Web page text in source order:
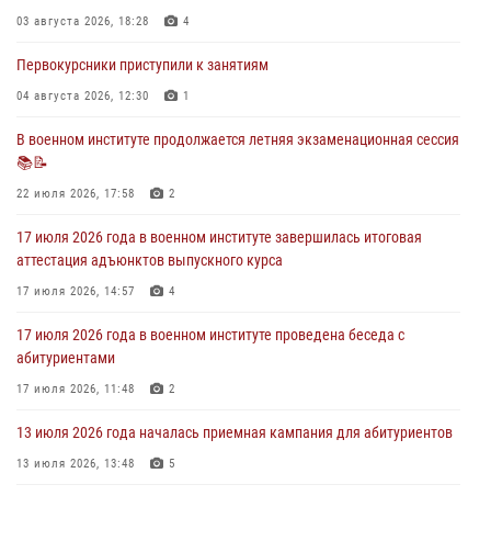
29 июля 2026, 06:41 6
28 июля 2026 года в военном институте организована беседа и
праздничный молебен
В военном институте завершается летняя экзаменационная сессия
28 июля 2026, 10:41
03 августа 2026, 18:28 4
Первокурсники приступили к занятиям
04 августа 2026, 12:30 1
В военном институте продолжается летняя экзаменационная сессия
📚📝
22 июля 2026, 17:58 2
17 июля 2026 года в военном институте завершилась итоговая
аттестация адъюнктов выпускного курса
17 июля 2026, 14:57 4
17 июля 2026 года в военном институте проведена беседа с
абитуриентами
17 июля 2026, 11:48 2
13 июля 2026 года началась приемная кампания для абитуриентов
13 июля 2026, 13:48 5